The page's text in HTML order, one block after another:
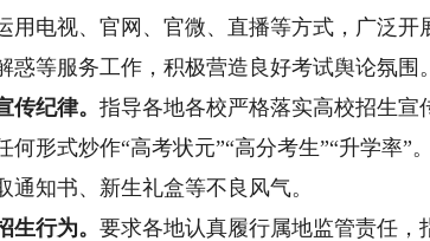
用电视、官网、官微、直播等方式，广泛
惑等服务工作，积极营造良好考试舆论氛围。
传纪律。指导各地各校严格落实高校招生
何形式炒作“高考状元”“高分考生”“升学率”
通知书、新生礼盒等不良风气。
生行为。要求各地认真履行属地监管责任